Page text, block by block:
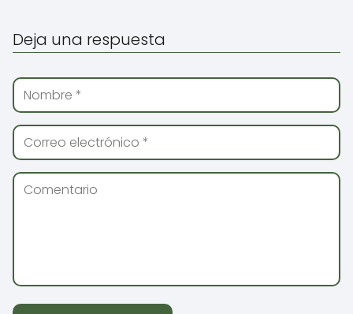
Deja una respuesta